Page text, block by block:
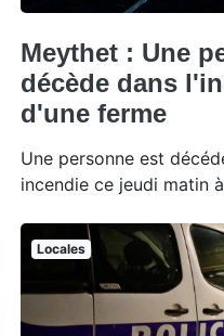
Meythet : Une
décède dans
d'une ferme
Une personne est
incendie ce jeudi matin
Locales